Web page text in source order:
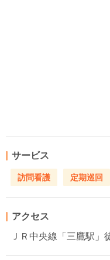
サービス
訪問看護 定期巡回
アクセス
ＪＲ中央線「三鷹駅」